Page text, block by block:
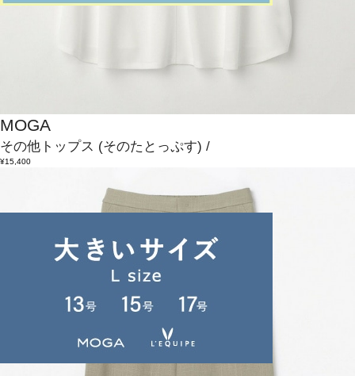
MOGA
その他トップス (そのたとっぷす) /
¥15,400